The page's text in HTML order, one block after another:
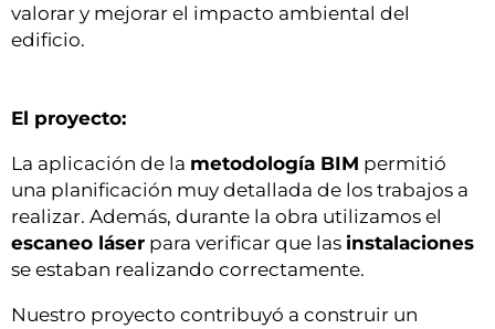
valorar y mejorar el impacto ambiental del
edificio.
El proyecto:
La aplicación de la metodología BIM permitió
una planificación muy detallada de los trabajos a
realizar. Además, durante la obra utilizamos el
escaneo láser para verificar que las instalaciones
se estaban realizando correctamente.
Nuestro proyecto contribuyó a construir un